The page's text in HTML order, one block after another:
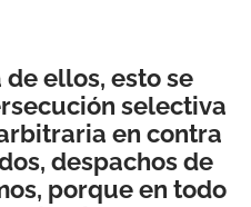
de ellos, esto se
selectiva
en contra
despachos de
porque en todo